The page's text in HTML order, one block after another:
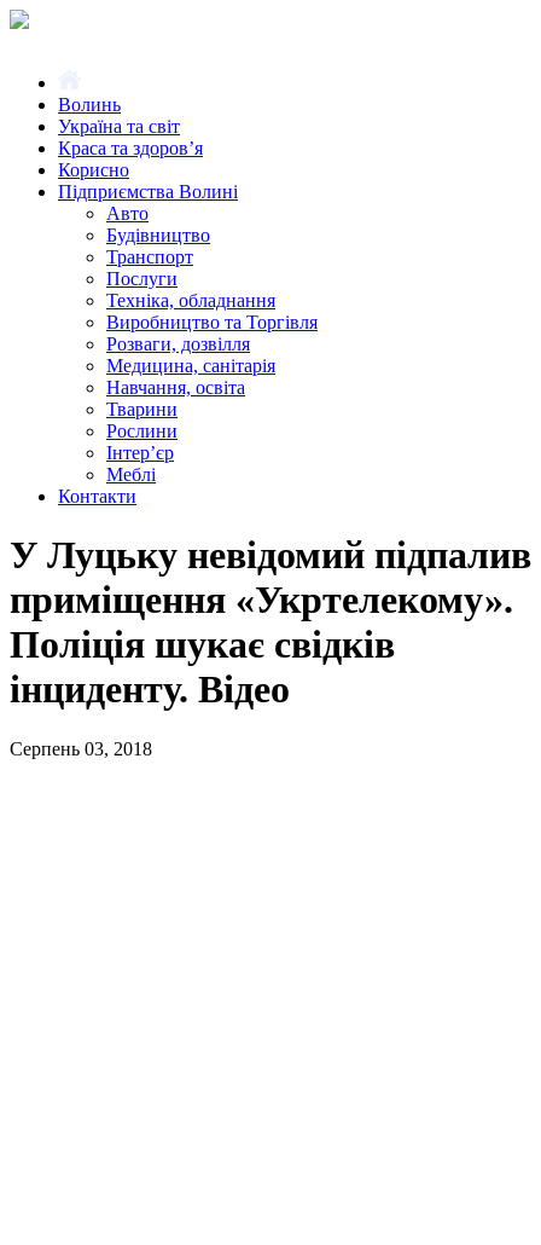
Волинь
Україна та світ
Краса та здоров’я
Корисно
Підприємства Волині
Авто
Будівництво
Транспорт
Послуги
Техніка, обладнання
Виробництво та Торгівля
Розваги, дозвілля
Медицина, санітарія
Навчання, освіта
Тварини
Рослини
Інтер’єр
Меблі
Контакти
У Луцьку невідомий підпалив
приміщення «Укртелекому».
Поліція шукає свідків
інциденту. Відео
Серпень 03, 2018